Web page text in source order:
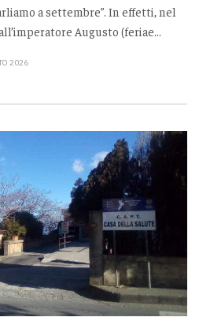
a settembre”. In effetti, nel
Augusto (feriae...
2026